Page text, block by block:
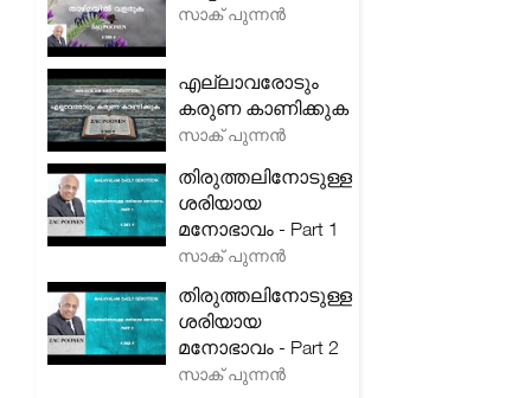
സാക് പുന്നൻ
എല്ലാവരോടും
കരുണ കാണിക്കുക
സാക് പുന്നൻ
തിരുത്തലിനോടുള്ള
ശരിയായ
മനോഭാവം - Part 1
സാക് പുന്നൻ
തിരുത്തലിനോടുള്ള
ശരിയായ
മനോഭാവം - Part 2
സാക് പുന്നൻ